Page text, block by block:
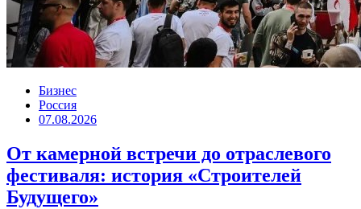
Бизнес
Россия
07.08.2026
От камерной встречи до отраслевого
фестиваля: история «Строителей
Будущего»